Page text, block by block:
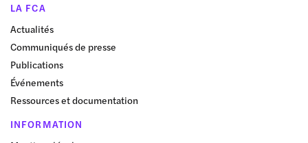
LA FCA
Actualités
Communiqués de presse
Publications
Événements
Ressources et documentation
INFORMATION